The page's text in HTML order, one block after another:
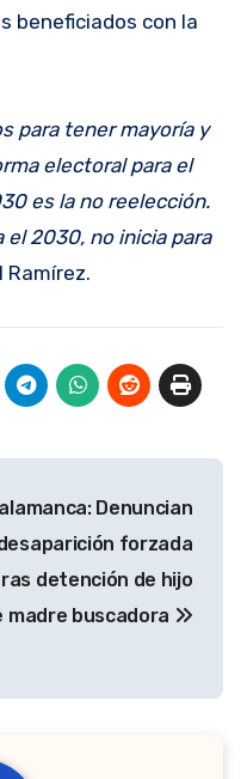
beneficiados con la
para tener mayoría y
electoral para el
es la no reelección.
2030, no inicia para
Ramírez.
Denuncian
forzada
detención de hijo
madre buscadora